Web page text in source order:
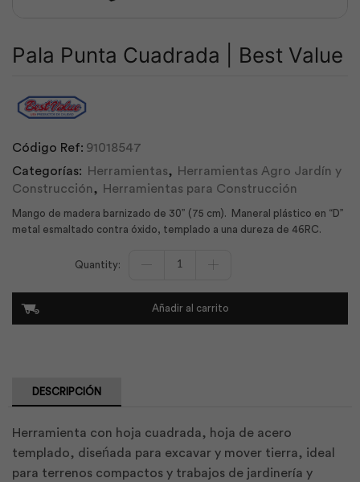
Pala Punta Cuadrada | Best Value
Código Ref: 91018547
Categorías:
Herramientas,
Herramientas Agro Jardín y
Construcción, Herramientas para Construcción
Mango de madera barnizado de 30” (75 cm). Maneral plástico en “D”
metal esmaltado contra óxido, templado a una dureza de 46RC.
Value
Añadir al carrito
DESCRIPCIÓN
Herramienta con hoja cuadrada, hoja de acero
templado, diseńada para excavar y mover tierra, ideal
para terrenos compactos y trabajos de jardinería y